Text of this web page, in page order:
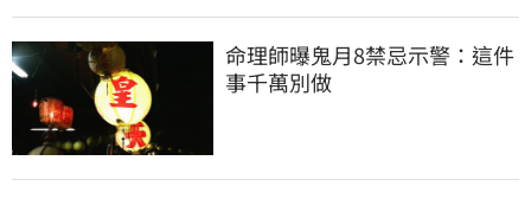
命理師曝鬼月8禁忌示警：這件
事千萬別做